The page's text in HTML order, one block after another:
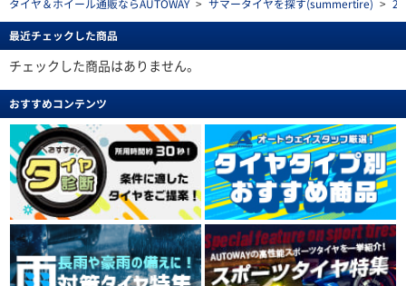
タイヤ＆ホイール通販ならAUTOWAY > サマータイヤを探す(summertire) >
最近チェックした商品
チェックした商品はありません。
おすすめコンテンツ